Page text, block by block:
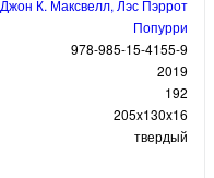
Джон К. Максвелл, Лэс Пэррот
Попурри
978-985-15-4155-9
2019
192
205x130x16
твердый